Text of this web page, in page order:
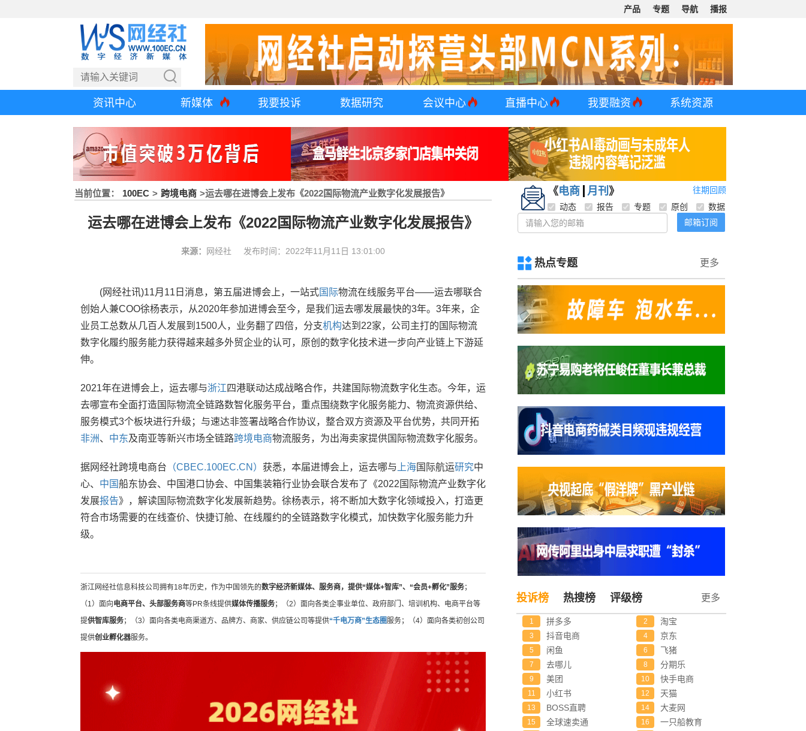
产品 专题 导航 播报
资讯中心 新媒体 我要投诉 数据研究 会议中心 直播中心 我要融资 系统资源
当前位置： 100EC > 跨境电商 >运去哪在进博会上发布《2022国际物流产业数字化发展报告》
运去哪在进博会上发布《2022国际物流产业数字化发展报告》
来源： 网经社 发布时间： 2022年11月11日 13:01:00
(网经社讯)11月11日消息，第五届进博会上，一站式国际物流在线服务平台——运去哪联合
创始人兼COO徐杨表示，从2020年参加进博会至今，是我们运去哪发展最快的3年。3年来，企
业员工总数从几百人发展到1500人，业务翻了四倍，分支机构达到22家，公司主打的国际物流
数字化履约服务能力获得越来越多外贸企业的认可，原创的数字化技术进一步向产业链上下游延
伸。
2021年在进博会上，运去哪与浙江四港联动达成战略合作，共建国际物流数字化生态。今年，运
去哪宣布全面打造国际物流全链路数智化服务平台，重点围绕数字化服务能力、物流资源供给、
服务模式3个板块进行升级；与速达非签署战略合作协议，整合双方资源及平台优势，共同开拓
非洲、 中东及南亚等新兴市场全链路跨境电商物流服务，为出海卖家提供国际物流数字化服务。
据网经社跨境电商台 （CBEC.100EC.CN） 获悉，本届进博会上，运去哪与 上海国际航运研究中
心、 中国船东协会、中国港口协会、中国集装箱行业协会联合发布了《2022国际物流产业数字化
发展报告》，解读国际物流数字化发展新趋势。徐杨表示，将不断加大数字化领域投入，打造更
符合市场需要的在线查价、快捷订舱、在线履约的全链路数字化模式，加快数字化服务能力升
级。
浙江网经社信息科技公司拥有18年历史，作为中国领先的数字经济新媒体、服务商，提供“媒体+智库”、“会员+孵化”服务；
（1）面向 电商平台、头部服务商等PR条线提供媒体传播服务；（2）面向各类企事业单位、政府部门、培训机构、电商平台等
提供智库服务；（3）面向各类电商渠道方、品牌方、商家、供应链公司等提供“千电万商”生态圈服务；（4）面向各类初创公司
提供创业孵化器服务。
往期回顾
《电商 月刊 》
动态 报告 专题 原创
数据
邮箱订阅
热点专题 更多
投诉榜 热搜榜 评级榜 更多
1 拼多多 2 淘宝
3 抖音电商 4 京东
5 闲鱼 6 飞猪
7 去哪儿 8 分期乐
9 美团 10 快手电商
11 小红书 12 天猫
13 BOSS直聘 14 大麦网
15 全球速卖通 16 一只船教育